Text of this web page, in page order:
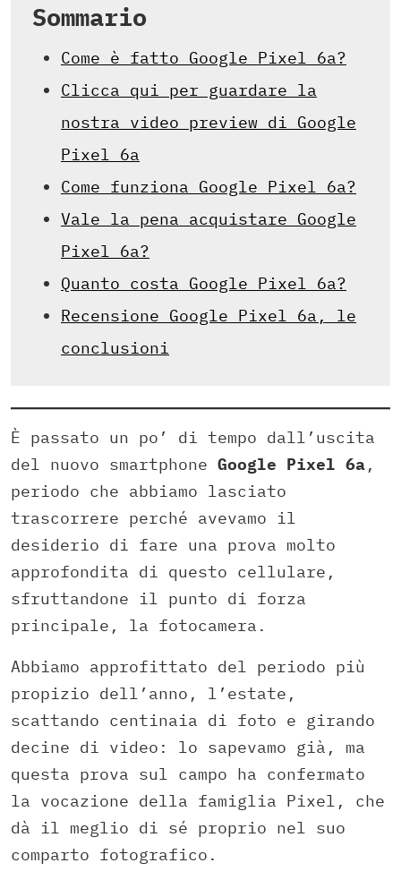
Sommario
Come è fatto Google Pixel 6a?
Clicca qui per guardare la
nostra video preview di Google
Pixel 6a
Come funziona Google Pixel 6a?
Vale la pena acquistare Google
Pixel 6a?
Quanto costa Google Pixel 6a?
Recensione Google Pixel 6a, le
conclusioni
È passato un po’ di tempo dall’uscita
del nuovo smartphone Google Pixel 6a,
periodo che abbiamo lasciato
trascorrere perché avevamo il
desiderio di fare una prova molto
approfondita di questo cellulare,
sfruttandone il punto di forza
principale, la fotocamera.
Abbiamo approfittato del periodo più
propizio dell’anno, l’estate,
scattando centinaia di foto e girando
decine di video: lo sapevamo già, ma
questa prova sul campo ha confermato
la vocazione della famiglia Pixel, che
dà il meglio di sé proprio nel suo
comparto fotografico.